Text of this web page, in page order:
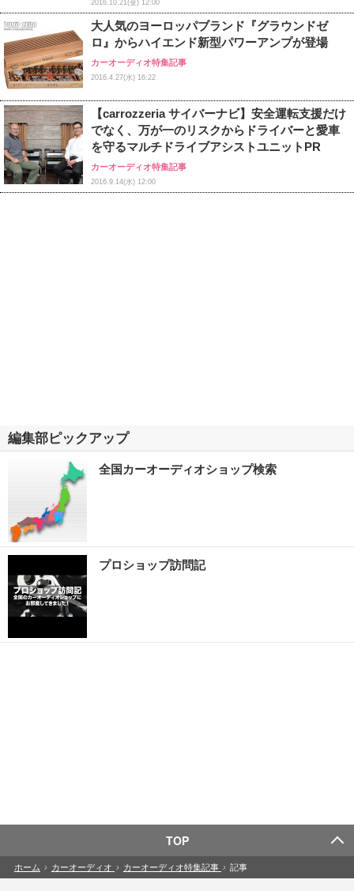
2016.10.21(金) 12:00
大人気のヨーロッパブランド『グラウンドゼ
ロ』からハイエンド新型パワーアンプが登場
カーオーディオ特集記事
2016.4.27(水) 16:22
【carrozzeria サイバーナビ】安全運転支援だけ
でなく、万が一のリスクからドライバーと愛車
を守るマルチドライブアシストユニット PR
カーオーディオ特集記事
2016.9.14(水) 12:00
編集部ピックアップ
全国カーオーディオショップ検索
プロショップ訪問記
TOP
ホーム › カーオーディオ › カーオーディオ特集記事 › 記事